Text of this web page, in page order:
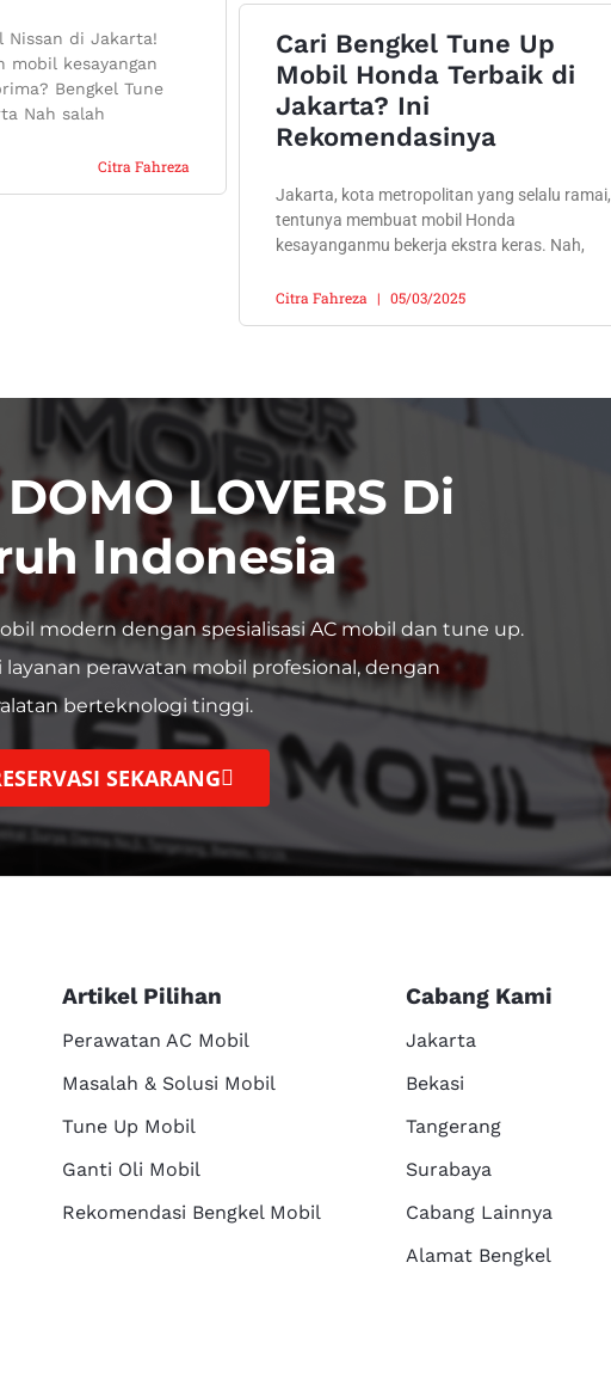
Nissan di Jakarta!
mobil kesayangan
Bengkel Tune
Nah salah
Citra Fahreza
Cari Bengkel Tune Up
Mobil Honda Terbaik di
Jakarta? Ini
Rekomendasinya
Jakarta, kota metropolitan yang selalu ramai,
tentunya membuat mobil Honda
kesayanganmu bekerja ekstra keras. Nah,
Citra Fahreza 05/03/2025
LOVERS Di
Indonesia
modern dengan spesialisasi AC mobil dan tune up.
perawatan mobil profesional, dengan
berteknologi tinggi.
SEKARANG
Artikel Pilihan
Perawatan AC Mobil
Masalah & Solusi Mobil
Tune Up Mobil
Ganti Oli Mobil
Rekomendasi Bengkel Mobil
Cabang Kami
Jakarta
Bekasi
Tangerang
Surabaya
Cabang Lainnya
Alamat Bengkel